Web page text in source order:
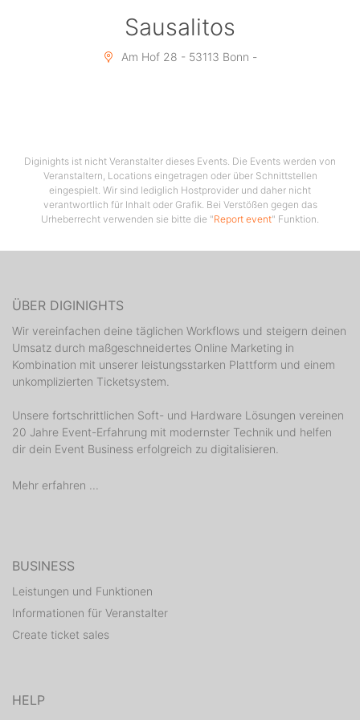
Sausalitos
Am Hof 28 - 53113 Bonn -
Diginights ist nicht Veranstalter dieses Events. Die Events werden von
Veranstaltern, Locations eingetragen oder über Schnittstellen
eingespielt. Wir sind lediglich Hostprovider und daher nicht
verantwortlich für Inhalt oder Grafik. Bei Verstößen gegen das
Urheberrecht verwenden sie bitte die "Report event" Funktion.
ÜBER DIGINIGHTS
Wir vereinfachen deine täglichen Workflows und steigern deinen
Umsatz durch maßgeschneidertes Online Marketing in
Kombination mit unserer leistungsstarken Plattform und einem
unkomplizierten Ticketsystem.
Unsere fortschrittlichen Soft- und Hardware Lösungen vereinen
20 Jahre Event-Erfahrung mit modernster Technik und helfen
dir dein Event Business erfolgreich zu digitalisieren.
Mehr erfahren ...
BUSINESS
Leistungen und Funktionen
Informationen für Veranstalter
Create ticket sales
HELP